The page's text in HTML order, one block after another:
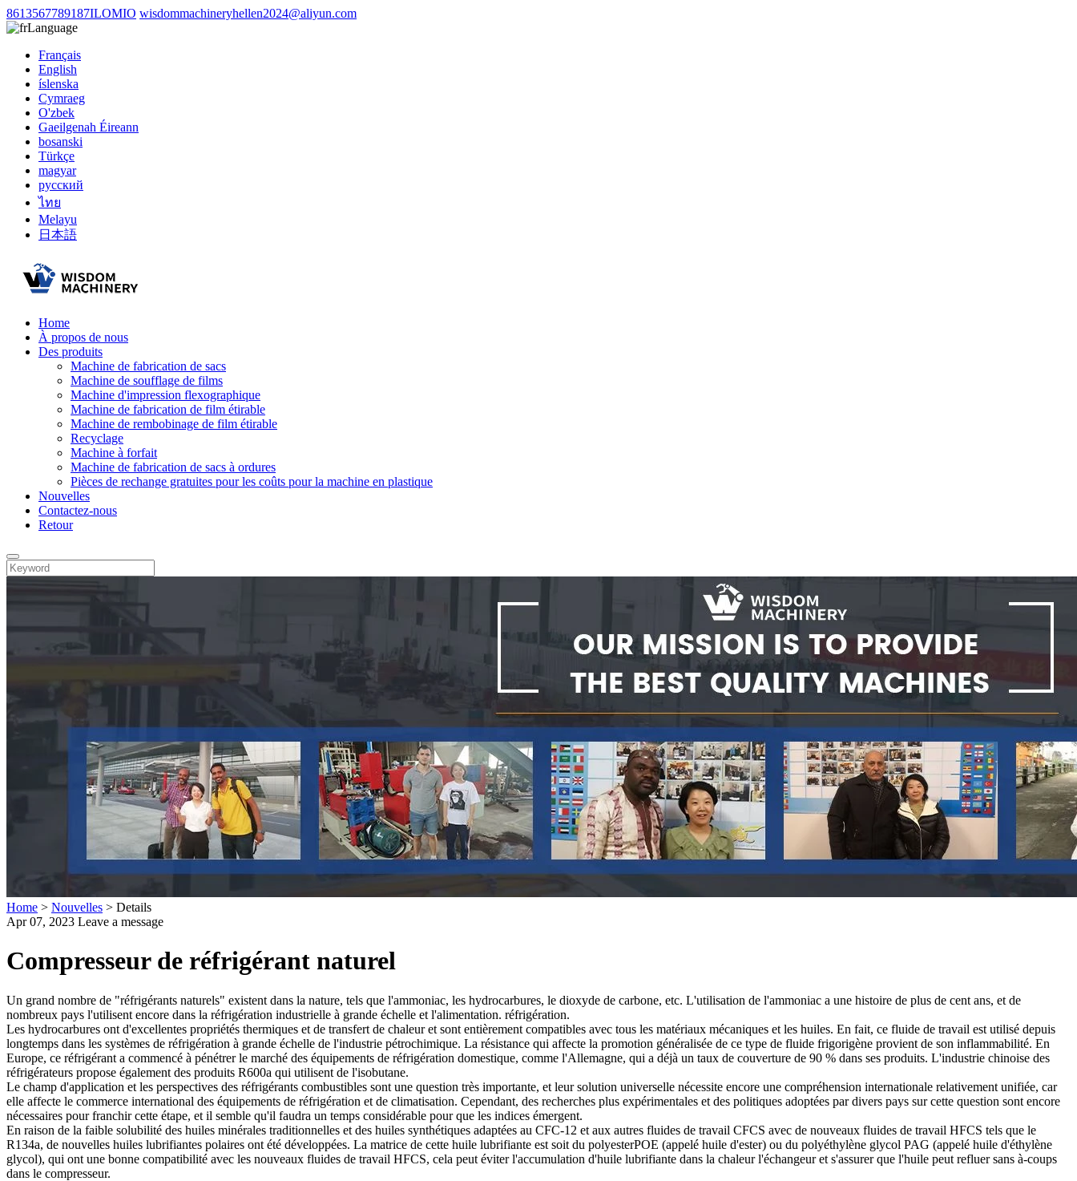
8613567789187ILOMIO wisdommachineryhellen2024@aliyun.com
Language
Français
English
íslenska
Cymraeg
O'zbek
Gaeilgenah Éireann
bosanski
Türkçe
magyar
русский
ไทย
Melayu
日本語
Home
À propos de nous
Des produits
Machine de fabrication de sacs
Machine de soufflage de films
Machine d'impression flexographique
Machine de fabrication de film étirable
Machine de rembobinage de film étirable
Recyclage
Machine à forfait
Machine de fabrication de sacs à ordures
Pièces de rechange gratuites pour les coûts pour la machine en plastique
Nouvelles
Contactez-nous
Retour
Home > Nouvelles > Details
Apr 07, 2023 Leave a message
Compresseur de réfrigérant naturel
Un grand nombre de "réfrigérants naturels" existent dans la nature, tels que l'ammoniac, les hydrocarbures, le dioxyde de carbone, etc. L'utilisation de l'ammoniac a une histoire de plus de cent ans, et de
nombreux pays l'utilisent encore dans la réfrigération industrielle à grande échelle et l'alimentation. réfrigération.
Les hydrocarbures ont d'excellentes propriétés thermiques et de transfert de chaleur et sont entièrement compatibles avec tous les matériaux mécaniques et les huiles. En fait, ce fluide de travail est utilisé depuis
longtemps dans les systèmes de réfrigération à grande échelle de l'industrie pétrochimique. La résistance qui affecte la promotion généralisée de ce type de fluide frigorigène provient de son inflammabilité. En
Europe, ce réfrigérant a commencé à pénétrer le marché des équipements de réfrigération domestique, comme l'Allemagne, qui a déjà un taux de couverture de 90 % dans ses produits. L'industrie chinoise des
réfrigérateurs propose également des produits R600a qui utilisent de l'isobutane.
Le champ d'application et les perspectives des réfrigérants combustibles sont une question très importante, et leur solution universelle nécessite encore une compréhension internationale relativement unifiée, car
elle affecte le commerce international des équipements de réfrigération et de climatisation. Cependant, des recherches plus expérimentales et des politiques adoptées par divers pays sur cette question sont encore
nécessaires pour franchir cette étape, et il semble qu'il faudra un temps considérable pour que les indices émergent.
En raison de la faible solubilité des huiles minérales traditionnelles et des huiles synthétiques adaptées au CFC-12 et aux autres fluides de travail CFCS avec de nouveaux fluides de travail HFCS tels que le
R134a, de nouvelles huiles lubrifiantes polaires ont été développées. La matrice de cette huile lubrifiante est soit du polyesterPOE (appelé huile d'ester) ou du polyéthylène glycol PAG (appelé huile d'éthylène
glycol), qui ont une bonne compatibilité avec les nouveaux fluides de travail HFCS, cela peut éviter l'accumulation d'huile lubrifiante dans la chaleur l'échangeur et s'assurer que l'huile peut refluer sans à-coups
dans le compresseur.